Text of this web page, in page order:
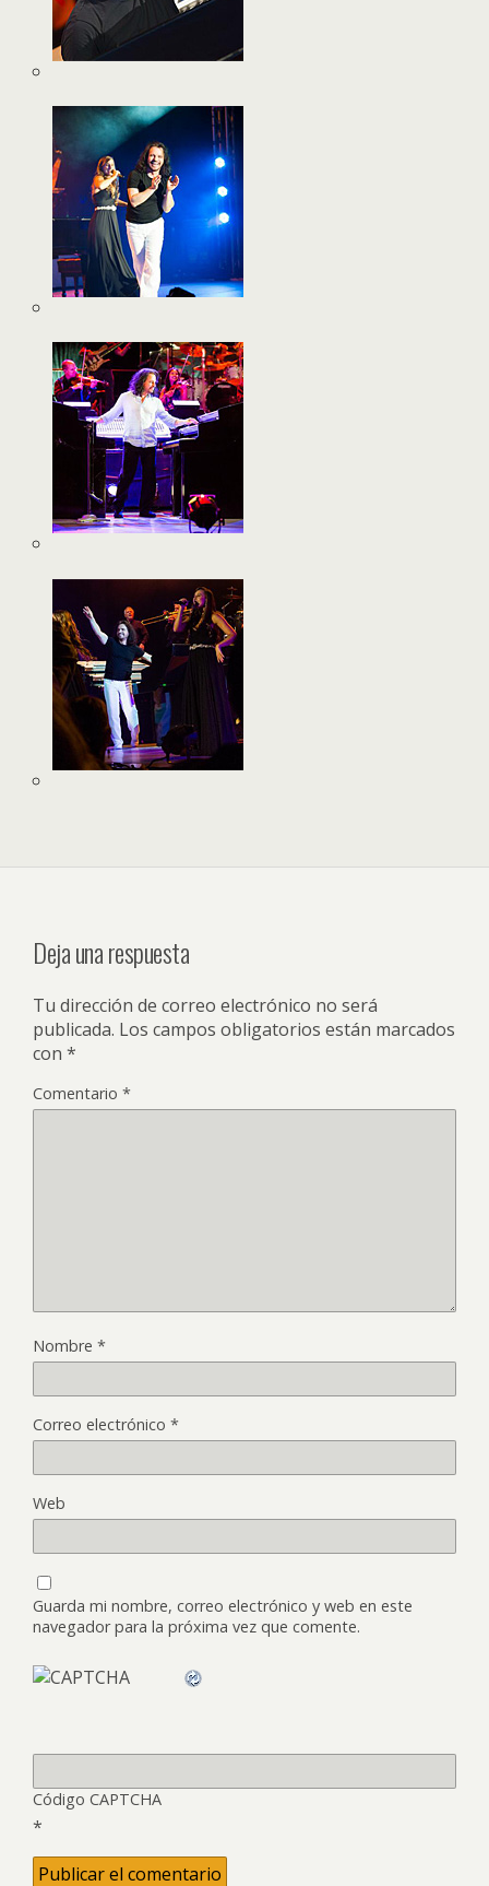
Deja una respuesta
Tu dirección de correo electrónico no será
publicada. Los campos obligatorios están marcados
con *
Comentario *
Nombre *
Correo electrónico *
Web
Guarda mi nombre, correo electrónico y web en este
navegador para la próxima vez que comente.
Código CAPTCHA
*